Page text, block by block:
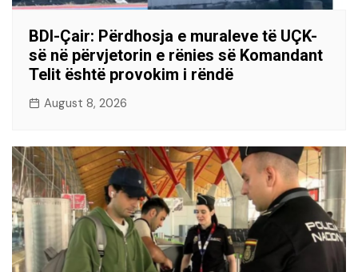
BDI-Çair: Përdhosja e muraleve të UÇK-
së në përvjetorin e rënies së Komandant
Telit është provokim i rëndë
August 8, 2026